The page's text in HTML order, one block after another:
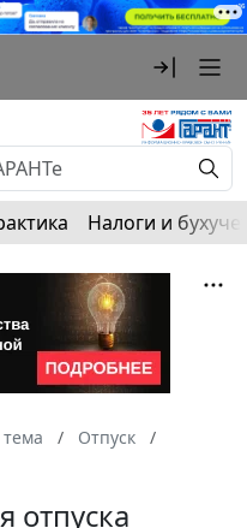
Налоги и
Отпуск
отпуска